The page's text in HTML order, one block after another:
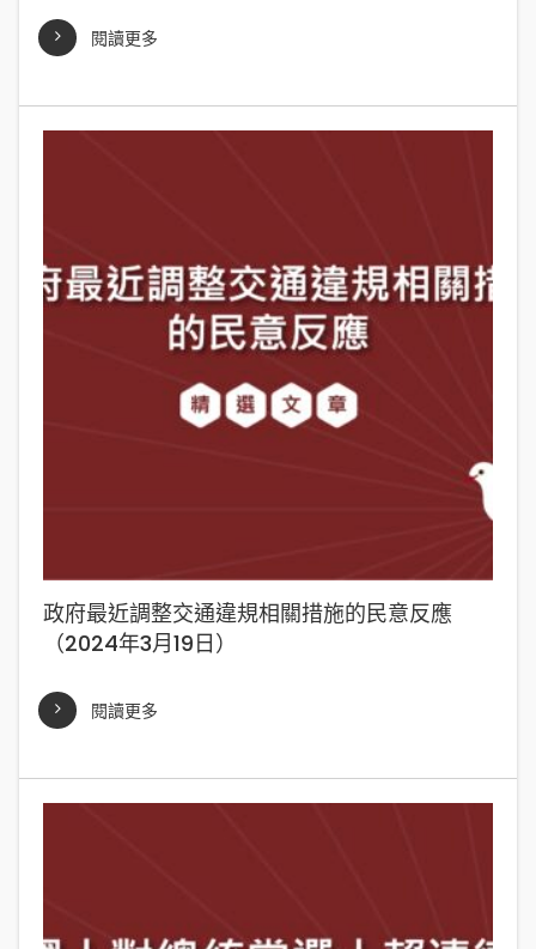
閱讀更多
政府最近調整交通違規相關措施的民意反應
（2024年3月19日）
閱讀更多